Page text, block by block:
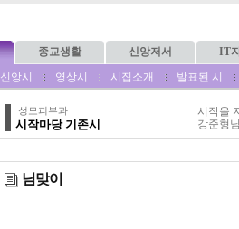
종교생활 신앙저서
IT
신앙시 영상시 시집소개 발표된 시
성모피부과
시작마당 기존시
시작을
강준형
님맞이